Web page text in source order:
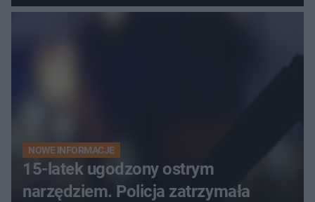
NOWE INFORMACJE
15-latek ugodzony ostrym
narzędziem. Policja zatrzymała